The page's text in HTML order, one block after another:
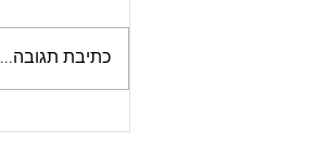
כתיבת תגובה...